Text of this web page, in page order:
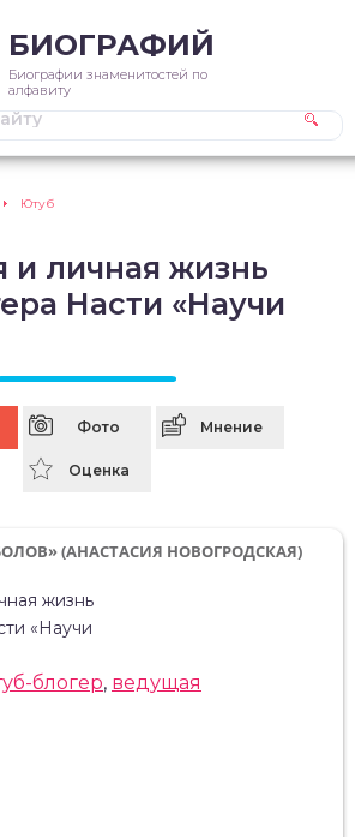
БИОГРАФИЙ
Биографии знаменитостей по
алфавиту
Ютуб
и личная жизнь
Насти «Научи
Фото Мнение
Оценка
(АНАСТАСИЯ НОВОГРОДСКАЯ)
блогер, ведущая